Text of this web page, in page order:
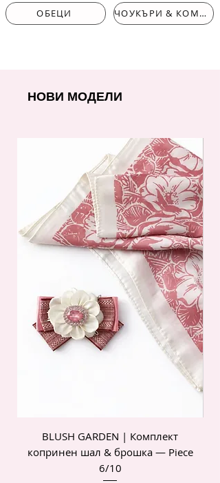
ОБЕЦИ ЧОУКЪРИ & КОМПЛЕКТИ
НОВИ МОДЕЛИ
BLUSH GARDEN | Комплект
копринен шал & брошка — Piece
6/10